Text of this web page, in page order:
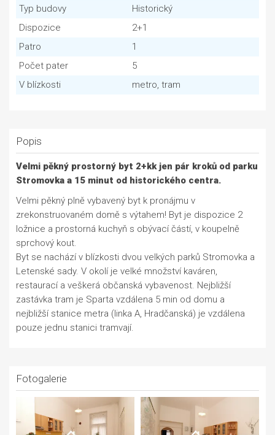
Typ budovy
Historický
Dispozice
2+1
Patro
1
Počet pater
5
V blízkosti
metro, tram
Popis
Velmi pěkný prostorný byt 2+kk jen pár kroků od parku
Stromovka a 15 minut od historického centra.
Velmi pěkný plně vybavený byt k pronájmu v
zrekonstruovaném domě s výtahem! Byt je dispozice 2
ložnice a prostorná kuchyň s obývací částí, v koupelně
sprchový kout.
Byt se nachází v blízkosti dvou velkých parků Stromovka a
Letenské sady. V okolí je velké množství kaváren,
restaurací a veškerá občanská vybavenost. Nejbližší
zastávka tram je Sparta vzdálena 5 min od domu a
nejbližší stanice metra (linka A, Hradčanská) je vzdálena
pouze jednu stanici tramvají.
Fotogalerie